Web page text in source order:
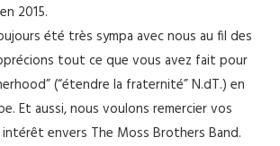
2015.
été très sympa avec nous au fil des
tout ce que vous avez fait pour
(“étendre la fraternité” N.dT.) en
Et aussi, nous voulons remercier vos
envers The Moss Brothers Band.